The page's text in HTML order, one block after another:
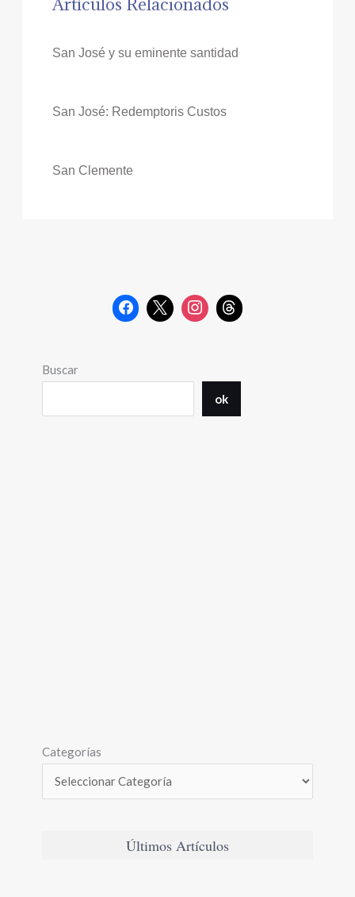
Artículos Relacionados
San José y su eminente santidad
San José: Redemptoris Custos
San Clemente
Buscar
ok
Categorías
Últimos Artículos